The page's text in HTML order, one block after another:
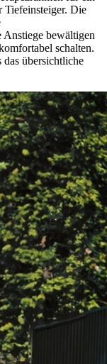
Tiefeinsteiger. Die
Anstiege bewältigen
schalten.
das übersichtliche